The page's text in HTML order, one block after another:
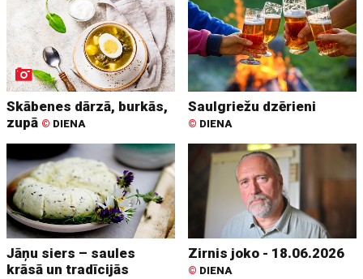
Skābenes dārzā, burkās,
zupā © DIENA
Saulgriežu dzērieni
© DIENA
Jāņu siers – saules
krāsā un tradīcijās
Zirnis joko - 18.06.2026
© DIENA